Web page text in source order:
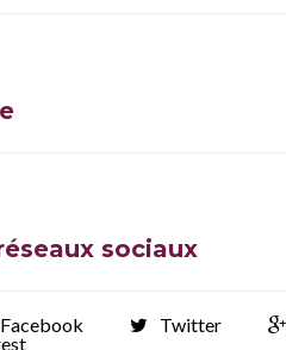
sociaux
Facebook
Twitter